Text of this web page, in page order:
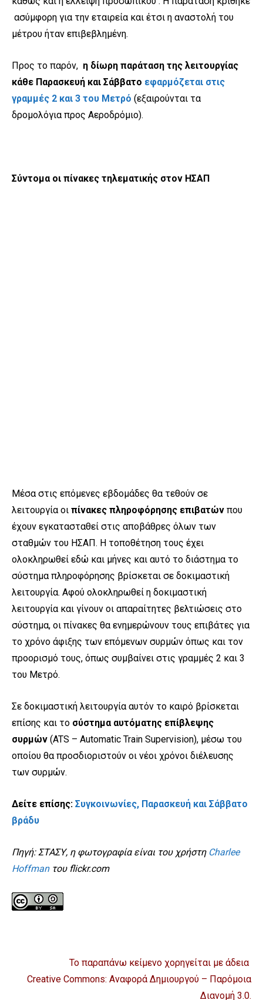
ασύμφορη για την εταιρεία και έτσι η αναστολή του
μέτρου ήταν επιβεβλημένη.
Προς το παρόν, η δίωρη παράταση της λειτουργίας
κάθε Παρασκευή και Σάββατο εφαρμόζεται στις
γραμμές 2 και 3 του Μετρό (εξαιρούνται τα
δρομολόγια προς Αεροδρόμιο).
Σύντομα οι πίνακες τηλεματικής στον ΗΣΑΠ
Μέσα στις επόμενες εβδομάδες θα τεθούν σε
λειτουργία οι πίνακες πληροφόρησης επιβατών που
έχουν εγκατασταθεί στις αποβάθρες όλων των
σταθμών του ΗΣΑΠ. Η τοποθέτηση τους έχει
ολοκληρωθεί εδώ και μήνες και αυτό το διάστημα το
σύστημα πληροφόρησης βρίσκεται σε δοκιμαστική
λειτουργία. Αφού ολοκληρωθεί η δοκιμαστική
λειτουργία και γίνουν οι απαραίτητες βελτιώσεις στο
σύστημα, οι πίνακες θα ενημερώνουν τους επιβάτες για
το χρόνο άφιξης των επόμενων συρμών όπως και τον
προορισμό τους, όπως συμβαίνει στις γραμμές 2 και 3
του Μετρό.
Σε δοκιμαστική λειτουργία αυτόν το καιρό βρίσκεται
επίσης και το σύστημα αυτόματης επίβλεψης
συρμών (ATS – Automatic Train Supervision), μέσω του
οποίου θα προσδιοριστούν οι νέοι χρόνοι διέλευσης
των συρμών.
Δείτε επίσης: Συγκοινωνίες, Παρασκευή και Σάββατο
βράδυ
Πηγή: ΣΤΑΣΥ, η φωτογραφία είναι του χρήστη Charlee
Hoffmanτου flickr.com
Το παραπάνω κείμενο χορηγείται με άδεια
Creative Commons: Αναφορά Δημιουργού – Παρόμοια
Διανομή 3.0.